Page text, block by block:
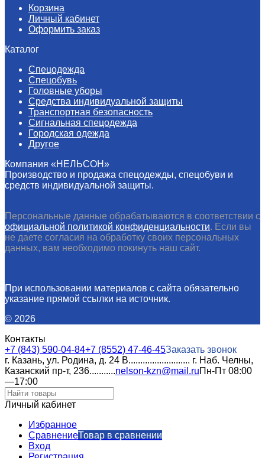
Корзина
Личный кабинет
Оформить заказ
Каталог
Спецодежда
Спецобувь
Головные уборы
Средства индивидуальной защиты
Транспортная безопасность
Сигнальная спецодежда
Городская одежда
Другое
Компания «НЕЛЬСОН»
Производство и продажа спецодежды, спецобуви и
средств индивидуальной защиты.
Персональные данные обрабатываются в соответствии с
официальной политикой конфиденциальности. Если вы
не даете согласия на обработку своих персональных
данных, вам необходимо покинуть наш сайт.
При использовании материалов с сайта обязательно
указание прямой ссылки на источник.
© 2026
Контакты
+7 (843) 590-04-84+7 (8552) 47-46-45Заказать звонок
г. Казань, ул. Родина, д. 24 В.......................... г. Наб. Челны,
Казанский пр-т, 236...........nelson-kzn@mail.ruПн-Пт 08:00
—17:00
Личный кабинет
Избранное
СравнениеТовар в сравнении
Вход